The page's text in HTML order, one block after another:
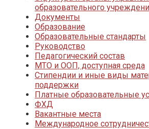
образовательного
Документы
Образование
Образовательные стандарты
Руководство
Педагогический состав
МТО и ООП, доступная среда
Стипендии и иные виды
поддержки
Платные образовательные
ФХД
Вакантные места
Международное